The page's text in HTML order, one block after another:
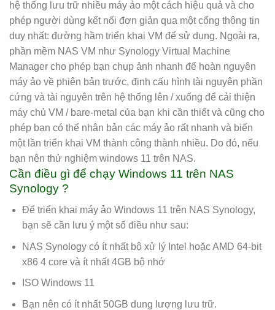
Cần điều gì để chạy Windows 11 trên NAS
Synology ?
Để triển khai máy ảo Windows 11 trên NAS Synology,
bạn sẽ cần lưu ý một số điều như sau:
NAS Synology có ít nhất bộ xử lý Intel hoặc AMD 64-bit
x86 4 core và ít nhất 4GB bộ nhớ
ISO Windows 11
Bạn nên có ít nhất 50GB dung lượng lưu trữ.